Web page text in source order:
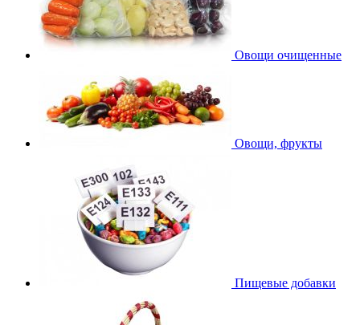
Овощи очищенные
Овощи, фрукты
Пищевые добавки